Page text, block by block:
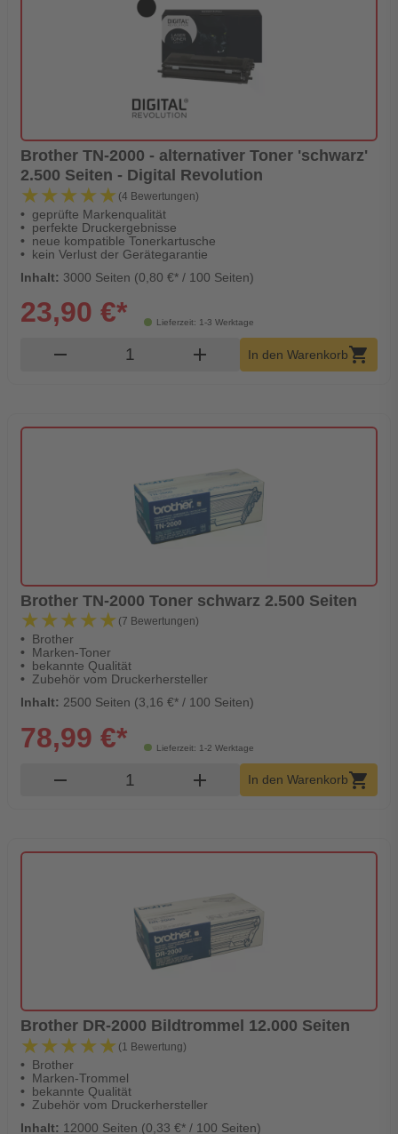
Brother TN-2000 - alternativer Toner 'schwarz'
2.500 Seiten - Digital Revolution
★★★★★
★★★★★ (4 Bewertungen)
geprüfte Markenqualität
perfekte Druckergebnisse
neue kompatible Tonerkartusche
kein Verlust der Gerätegarantie
Inhalt: 3000 Seiten (0,80 €* / 100 Seiten)
Lieferzeit: 1-3 Werktage
23,90 €*
remove Produkt Warenkorb Menge
add In den Warenkorbshopping_cart
Brother TN-2000 Toner schwarz 2.500 Seiten
★★★★★
★★★★★ (7 Bewertungen)
Brother
Marken-Toner
bekannte Qualität
Zubehör vom Druckerhersteller
Inhalt: 2500 Seiten (3,16 €* / 100 Seiten)
Lieferzeit: 1-2 Werktage
78,99 €*
remove Produkt Warenkorb Menge
add In den Warenkorbshopping_cart
Brother DR-2000 Bildtrommel 12.000 Seiten
★★★★★
★★★★★ (1 Bewertung)
Brother
Marken-Trommel
bekannte Qualität
Zubehör vom Druckerhersteller
Inhalt: 12000 Seiten (0,33 €* / 100 Seiten)